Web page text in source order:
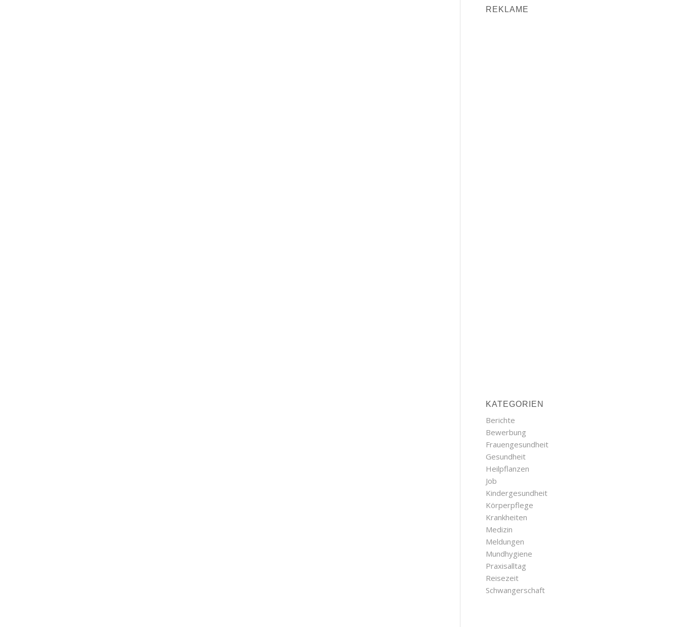
REKLAME
KATEGORIEN
Berichte
Bewerbung
Frauengesundheit
Gesundheit
Heilpflanzen
Job
Kindergesundheit
Körperpflege
Krankheiten
Medizin
Meldungen
Mundhygiene
Praxisalltag
Reisezeit
Schwangerschaft